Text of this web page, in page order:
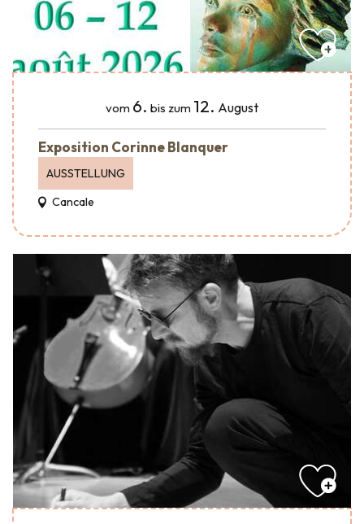
vom 6. bis zum 12. August
Exposition Corinne Blanquer
AUSSTELLUNG
Cancale